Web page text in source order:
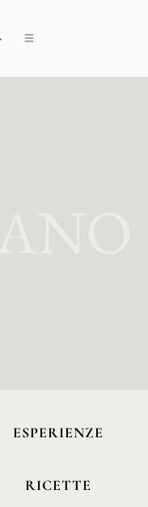
ESPERIENZE
RICETTE